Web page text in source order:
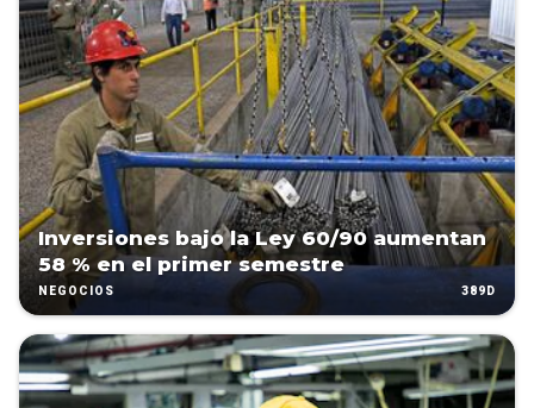
Inversiones bajo la Ley 60/90 aumentan
58 % en el primer semestre
NEGOCIOS 389D